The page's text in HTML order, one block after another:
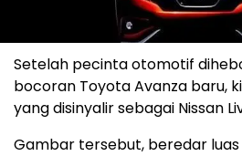
Setelah pecinta otomotif
bocoran Toyota Avanza baru,
yang disinyalir sebagai Nissan
Gambar tersebut, beredar luas